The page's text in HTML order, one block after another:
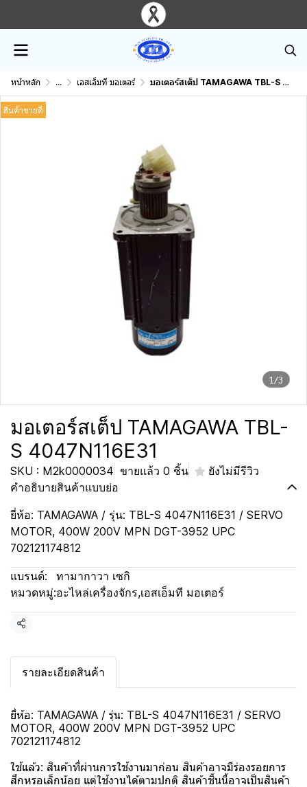
หน้าหลัก ... เอสเอ็มที มอเตอร์ มอเตอร์สเต็ป TAMAGAWA TBL-S 4047N116E31
1/3
สินค้าขายดี
มอเตอร์สเต็ป TAMAGAWA TBL-
S 4047N116E31
SKU : M2k0000034 ขายแล้ว 0 ชิ้น
ยังไม่มีรีวิว
คำอธิบายสินค้าแบบย่อ
ยี่ห้อ: TAMAGAWA / รุ่น: TBL-S 4047N116E31 / SERVO
MOTOR, 400W 200V MPN DGT-3952 UPC
702121174812
แบรนด์:
ทามากาวา เซกิ
หมวดหมู่:อะไหล่เครื่องจักร,เอสเอ็มที มอเตอร์
แชร์
รายละเอียดสินค้า
ยี่ห้อ: TAMAGAWA / รุ่น: TBL-S 4047N116E31 / SERVO
MOTOR, 400W 200V MPN DGT-3952 UPC
702121174812
ใช้แล้ว: สินค้าที่ผ่านการใช้งานมาก่อน สินค้าอาจมีร่องรอยการ
สึกหรอเล็กน้อย แต่ใช้งานได้ตามปกติ สินค้าชิ้นนี้อาจเป็นสินค้า